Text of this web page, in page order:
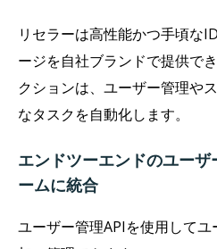
リセラーは高性能かつ手頃な
ージを自社ブランドで提供で
クションは、ユーザー管理や
なタスクを自動化します。
エンドツーエンドのユー
ームに統合
ユーザー管理APIを使用して